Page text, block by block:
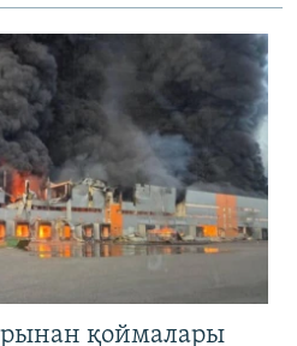
қоймалары